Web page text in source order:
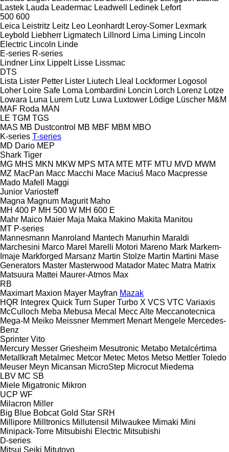
Lastek Lauda Leadermac Leadwell Ledinek Lefort
500 600
Leica Leistritz Leitz Leo Leonhardt Leroy-Somer Lexmark
Leybold Liebherr Ligmatech Lillnord Lima Liming Lincoln
Electric Lincoln Linde
E-series R-series
Lindner Linx Lippelt Lisse Lissmac
DTS
Lista Lister Petter Lister Liutech Lleal Lockformer Logosol
Loher Loire Safe Loma Lombardini Loncin Lorch Lorenz Lotze
Lowara Luna Lurem Lutz Luwa Luxtower Lödige Lüscher M&M
MAF Roda MAN
LE TGM TGS
MAS MB Dustcontrol MB MBF MBM MBO
K-series T-series
MD Dario MEP
Shark Tiger
MG MHS MKN MKW MPS MTA MTE MTF MTU MVD MWM
MZ MacPan Macc Macchi Mace Maciuś Maco Macpresse
Mado Mafell
Maggi
Junior Variosteff
Magna Magnum Magurit Maho
MH 400 P MH 500 W MH 600 E
Mahr Maico Maier Maja Maka Makino Makita Manitou
MT P-series
Mannesmann Manroland Mantech Manurhin Maraldi
Marchesini Marco Marel Marelli Motori Mareno Mark Markem-
Imaje Markforged Marsanz Martin Stolze Martin Martini Mase
Generators Master Masterwood Matador Matec Matra Matrix
Matsuura Mattei Maurer-Atmos Max
RB
Maximart Maxion Mayer Mayfran Mazak
HQR Integrex Quick Turn Super Turbo X VCS VTC Variaxis
McCulloch Meba Mebusa Mecal Mecc Alte Meccanotecnica
Mega-M Meiko Meissner Memmert Menart Mengele Mercedes-
Benz
Sprinter Vito
Mercury Messer Griesheim Mesutronic Metabo Metalcértima
Metallkraft Metalmec Metcor Metec Metos Metso Mettler Toledo
Meuser Meyn Micansan MicroStep Microcut Miedema
LBV MC SB
Miele Migatronic Mikron
UCP WF
Milacron Miller
Big Blue Bobcat Gold Star SRH
Millipore Milltronics Millutensil Milwaukee Mimaki Mini
Minipack-Torre Mitsubishi Electric Mitsubishi
D-series
Mitsui Seiki Mitutoyo